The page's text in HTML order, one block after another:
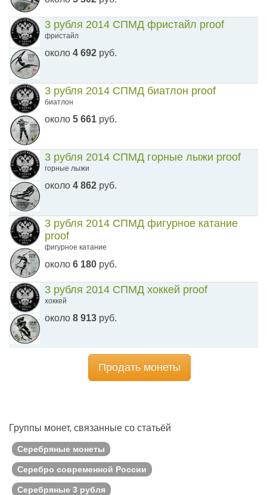
3 рубля 2014 СПМД фристайл proof
фристайл
около 4 692 руб.
3 рубля 2014 СПМД биатлон proof
биатлон
около 5 661 руб.
3 рубля 2014 СПМД горные лыжи proof
горные лыжи
около 4 862 руб.
3 рубля 2014 СПМД фигурное катание
proof
фигурное катание
около 6 180 руб.
3 рубля 2014 СПМД хоккей proof
хоккей
около 8 913 руб.
Продать монеты
Группы монет, связанные со статьёй
Серебряные монеты
Серебро современной России
Серебряные 3 рубля